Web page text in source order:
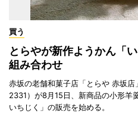
買う
とらやが新作ようかん「
組み合わせ
赤坂の老舗和菓子店「とらや 赤坂
2331）が8月15日、新商品の小形羊
いちじく」の販売を始める。